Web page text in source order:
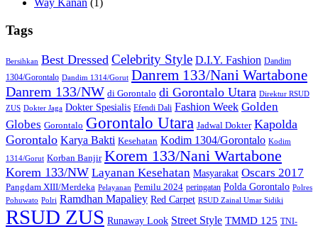
Way Kanan (1)
Tags
Bersihkan Best Dressed Celebrity Style D.I.Y. Fashion Dandim
1304/Gorontalo Dandim 1314/Gorut Danrem 133/Nani Wartabone
Danrem 133/NW di Gorontalo di Gorontalo Utara Direktur RSUD
ZUS Dokter Jaga Dokter Spesialis Efendi Dali Fashion Week Golden
Globes Gorontalo Gorontalo Utara Jadwal Dokter Kapolda
Gorontalo Karya Bakti Kesehatan Kodim 1304/Gorontalo Kodim
1314/Gorut Korban Banjir Korem 133/Nani Wartabone
Korem 133/NW Layanan Kesehatan Masyarakat Oscars 2017
Pangdam XIII/Merdeka Pelayanan Pemilu 2024 peringatan Polda Gorontalo Polres
Pohuwato Polri Ramdhan Mapaliey Red Carpet RSUD Zainal Umar Sidiki
RSUD ZUS Runaway Look Street Style TMMD 125 TNI-